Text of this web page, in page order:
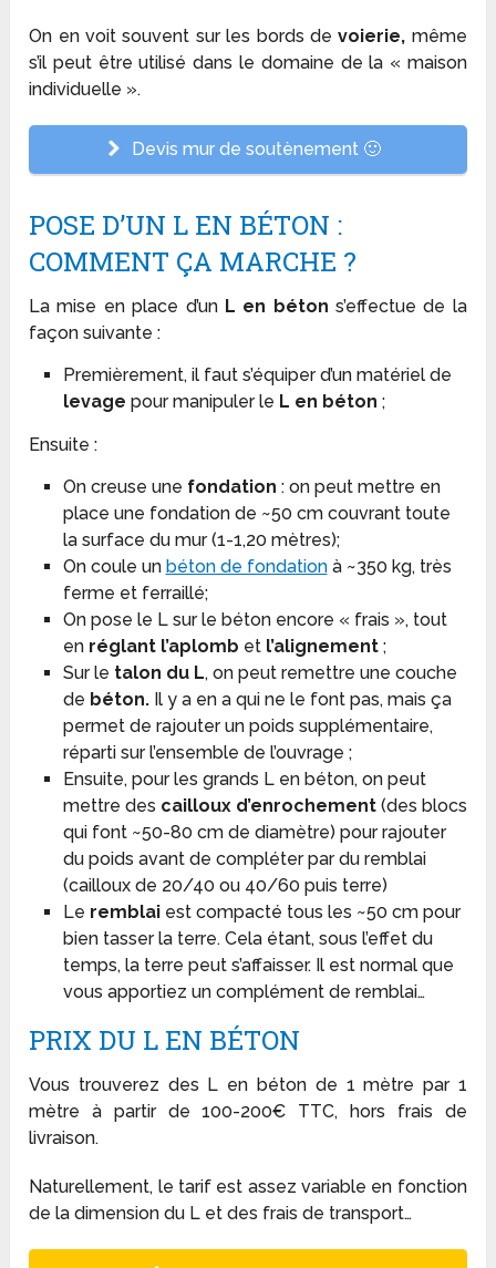
On en voit souvent sur les bords devoierie, même
s’il peut être utilisé dans le domaine de la « maison
individuelle ».
Devis mur de soutènement 🙂
POSE D’UN L EN BÉTON :
COMMENT ÇA MARCHE ?
La mise en place d’un L en béton s’effectue de la
façon suivante :
Premièrement, il faut s’équiper d’un matériel de
levage pour manipuler le L en béton ;
Ensuite :
On creuse une fondation : on peut mettre en
place une fondation de ~50 cm couvrant toute
la surface du mur (1-1,20 mètres);
On coule un béton de fondationà ~350 kg, très
ferme et ferraillé;
On pose le L sur le béton encore « frais », tout
en réglant l’aplomb et l’alignement;
Sur le talon du L, on peut remettre une couche
de béton.Il y a en a qui ne le font pas, mais ça
permet de rajouter un poids supplémentaire,
réparti sur l’ensemble de l’ouvrage ;
Ensuite, pour les grands L en béton, on peut
mettre des cailloux d’enrochement(des blocs
qui font ~50-80 cm de diamètre) pour rajouter
du poids avant de compléter par du remblai
(cailloux de 20/40 ou 40/60 puis terre)
Le remblaiest compacté tous les ~50 cm pour
bien tasser la terre. Cela étant, sous l’effet du
temps, la terre peut s’affaisser. Il est normal que
vous apportiez un complément de remblai…
PRIX DU L EN BÉTON
Vous trouverez des L en béton de 1 mètre par 1
mètre à partir de 100-200€ TTC, hors frais de
livraison.
Naturellement, le tarif est assez variable en fonction
de la dimension du L et des frais de transport…